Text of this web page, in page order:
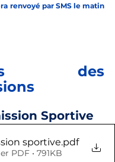
renvoyé par SMS le matin
des
Sportive
sportive.pdf
PDF • 791KB